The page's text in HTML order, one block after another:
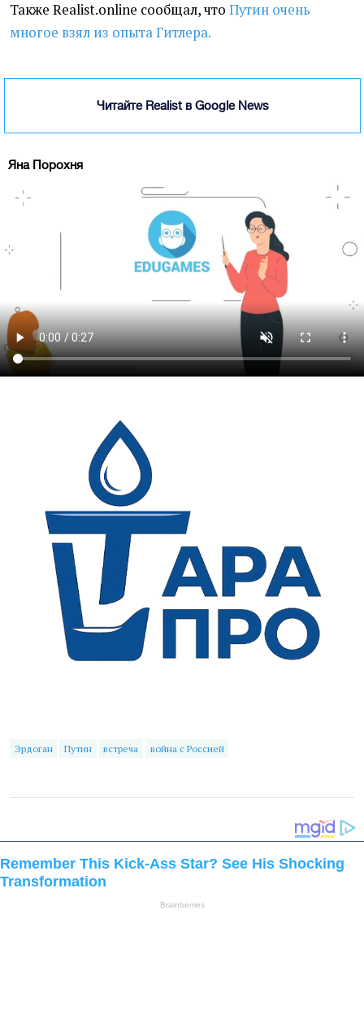
Также Realist.online сообщал, что Путин очень
многое взял из опыта Гитлера.
Читайте Realist в Google News
Яна Порохня
Эрдоган Путин встреча война с Россией